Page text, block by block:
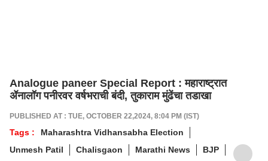
Analogue paneer Special Report : महाराष्ट्रात
ॲनालॉग पनीरवर वर्षभराची बंदी, तुकाराम मुंढेंचा तडाखा
PUBLISHED AT : TUE, OCTOBER 22,2024, 8:04 PM (IST)
Tags :
Maharashtra Vidhansabha Election
Unmesh Patil
Chalisgaon Marathi News
BJP